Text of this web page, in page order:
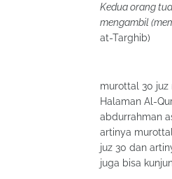
Kedua orang
mengambil
at-Targhib)
murottal 30 juz
Halaman Al-
abdurrahman
artinya
juz 30 dan
juga bisa